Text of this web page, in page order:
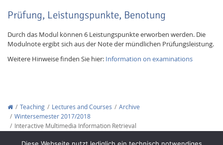
Prüfung, Leistungspunkte, Benotung
Durch das Modul können 6 Leistungspunkte erworben werden. Die
Modulnote ergibt sich aus der Note der mündlichen Prüfungsleistung.
Weitere Hinweise finden Sie hier: Information on examinations
Teaching Lectures and Courses
Archive
Wintersemester 2017/2018
Interactive Multimedia Information Retrieval